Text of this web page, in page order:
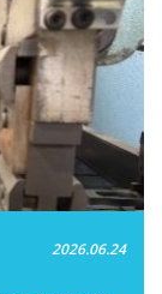
2026.06.24